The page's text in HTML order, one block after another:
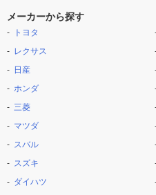
メーカーから探す
トヨタ
レクサス
日産
ホンダ
三菱
マツダ
スバル
スズキ
ダイハツ